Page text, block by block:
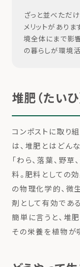
ざっと並べただ
メリットがありま
境全体にまで影
の暮らしが環境
堆肥（たいひ
コンポストに取り
は、堆肥とはどん
「わら、落葉、野
料。肥料としての
の物理化学的、微
剤として有効であ
簡単に言うと、堆
その栄養を植物が